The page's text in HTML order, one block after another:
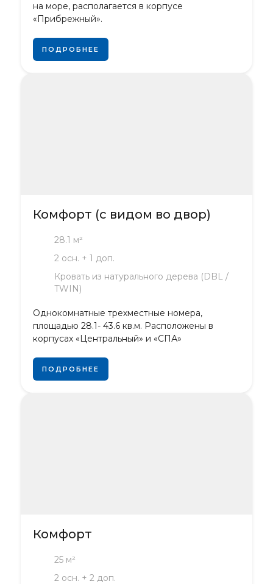
на море, располагается в корпусе
«Прибрежный».
ПОДРОБНЕЕ
Комфорт (с видом во двор)
28.1 м²
2 осн. + 1 доп.
Кровать из натурального дерева (DBL /
TWIN)
Однокомнатные трехместные номера,
площадью 28.1- 43.6 кв.м. Расположены в
корпусах «Центральный» и «СПА»
ПОДРОБНЕЕ
Комфорт
25 м²
2 осн. + 2 доп.